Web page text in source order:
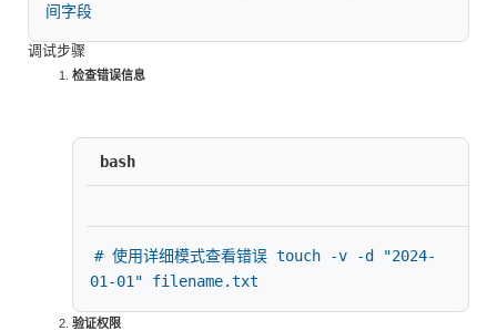
间字段
调试步骤
检查错误信息
bash
# 使用详细模式查看错误 touch -v -d "2024-
01-01" filename.txt
验证权限